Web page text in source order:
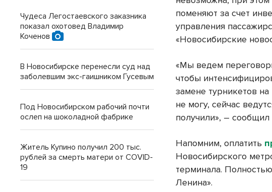
поменяют за счет
управления
«Новосибирские
«Мы ведем
чтобы
замене турникетов
не могу, сейчас
получили», –
Напомним, оплатить
Новосибирского
терминала.
Ленина».
Чудеса Легостаевского заказника
показал охотовед Владимир
Коченов
В Новосибирске перенесли суд над
заболевшим экс-гаишником Гусевым
Под Новосибирском рабочий почти
ослеп на шоколадной фабрике
Житель Купино получил 200 тыс.
рублей за смерть матери от COVID-
19